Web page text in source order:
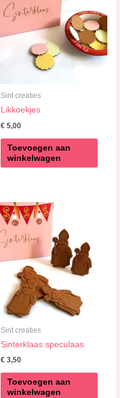
Sint creaties
Likkoekjes
€ 5,00
Toevoegen aan
winkelwagen
Sint creaties
Sinterklaas speculaas
€ 3,50
Toevoegen aan
winkelwagen